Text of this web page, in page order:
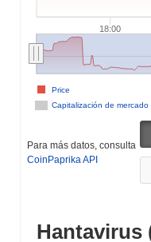
18:00
Capitalización de mercado
Price
Para más datos, consulta
CoinPaprika API
Hantavirus